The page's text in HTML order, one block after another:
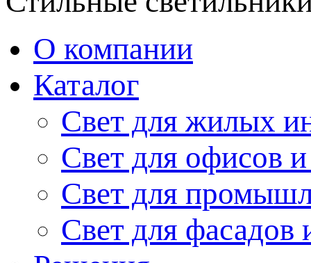
О компании
Каталог
Свет для жилых
Свет для офисов
Свет для
Свет для фасадов